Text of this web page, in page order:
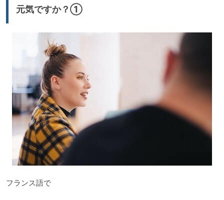
元気ですか？①
フランス語で